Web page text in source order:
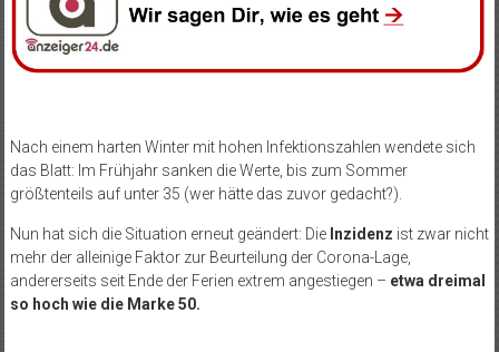
Nach einem harten Winter mit hohen Infektionszahlen wendete sich
das Blatt: Im Frühjahr sanken die Werte, bis zum Sommer
größtenteils auf unter 35 (wer hätte das zuvor gedacht?).
Nun hat sich die Situation erneut geändert: Die Inzidenz ist zwar nicht
mehr der alleinige Faktor zur Beurteilung der Corona-Lage,
andererseits seit Ende der Ferien extrem angestiegen – etwa dreimal
so hoch wie die Marke 50.